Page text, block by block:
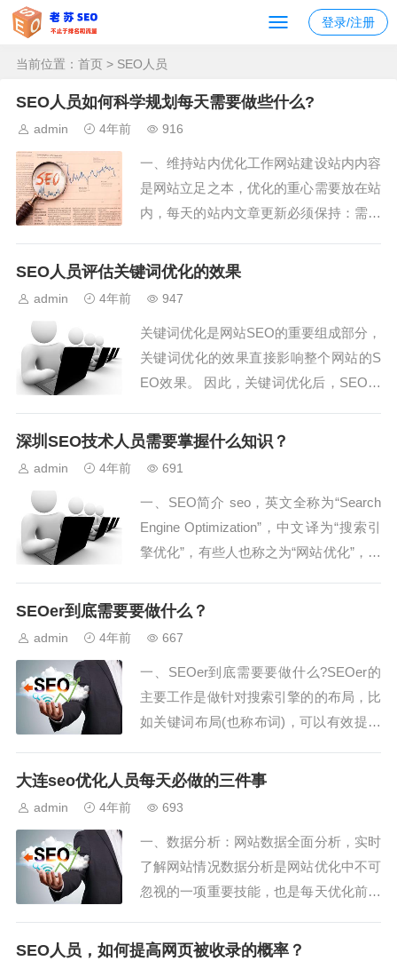
登录/注册
当前位置： 首页 > SEO人员
SEO人员如何科学规划每天需要做些什么?
admin 4年前 916
一、维持站内优化工作网站建设站内内容
是网站立足之本，优化的重心需要放在站
内，每天的站内文章更新必须保持：需要
文章，这些文章需要根据用户需求制定;
论坛等获取，要求具备较强的写作和整合
的能力。站...
SEO人员评估关键词优化的效果
admin 4年前 947
关键词优化是网站SEO的重要组成部分，
关键词优化的效果直接影响整个网站的S
EO效果。 因此，关键词优化后，SEO人
定是否达到预期的优化效果。...
深圳SEO技术人员需要掌握什么知识？
admin 4年前 691
一、SEO简介 seo，英文全称为“Search
Engine Optimization”，中文译为“搜索引
擎优化”，有些人也称之为“网站优化”，它
网站内部或外部进行调整优化，从而在各
SEOer到底需要要做什么？
admin 4年前 667
一、SEOer到底需要要做什么?SEOer的
主要工作是做针对搜索引擎的的布局，比
如关键词布局(也称布词)，可以有效提高
数据分析，针对化的网站更改，可以有效
的梦想，这样做可以给网站带来大量的
流...
大连seo优化人员每天必做的三件事
admin 4年前 693
一、数据分析：网站数据全面分析，实时
了解网站情况数据分析是网站优化中不可
忽视的一项重要技能，也是每天优化前需
内“关键词来源、页面跳出率、人均pv值”
SEO人员，如何提高网页被收录的概率？